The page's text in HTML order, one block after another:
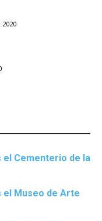
el Cementerio de la
el Museo de Arte